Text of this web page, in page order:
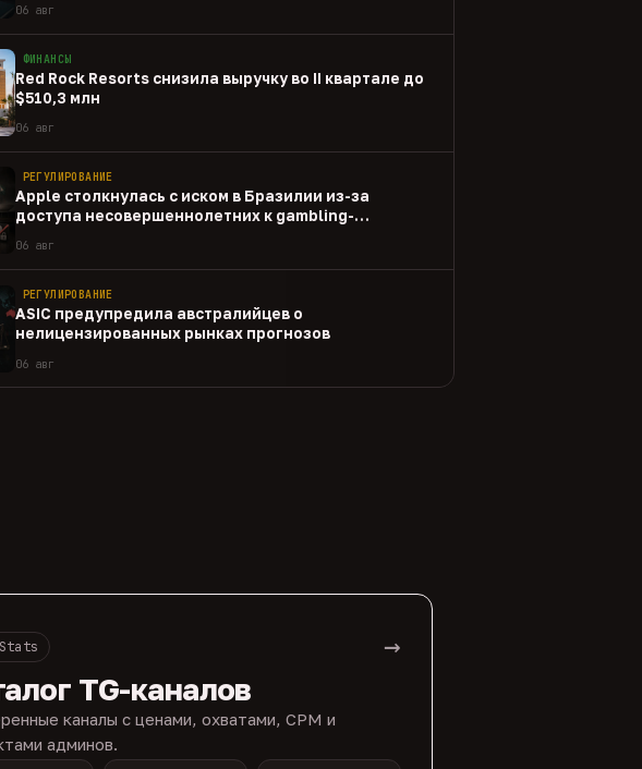
06 авг
ФИНАНСЫ
Red Rock Resorts снизила выручку во II квартале до
$510,3 млн
06 авг
РЕГУЛИРОВАНИЕ
Apple столкнулась с иском в Бразилии из-за
доступа несовершеннолетних к gambling-
06 авг
РЕГУЛИРОВАНИЕ
ASIC предупредила австралийцев о
нелицензированных рынках прогнозов
06 авг
→
TG-каналов
каналы с ценами, охватами, CPM и
админов.